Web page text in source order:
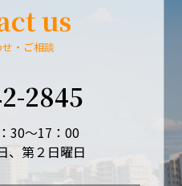
us
・ご相談
2845
30～17：00
、第２日曜日